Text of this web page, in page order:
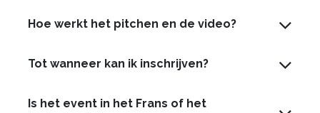
Hoe werkt het pitchen en de video?
Tot wanneer kan ik inschrijven?
Is het event in het Frans of het